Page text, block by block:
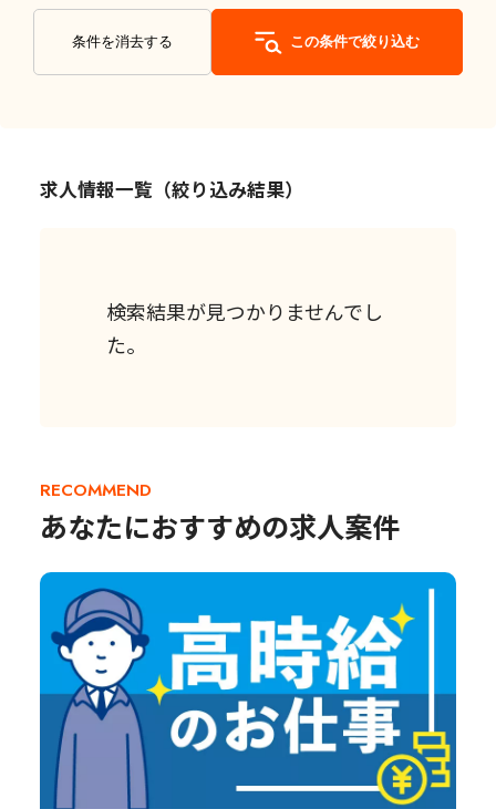
条件を消去する この条件で絞り込む
求人情報一覧（絞り込み結果）
検索結果が見つかりませんでし
た。
RECOMMEND
あなたにおすすめの求人案件